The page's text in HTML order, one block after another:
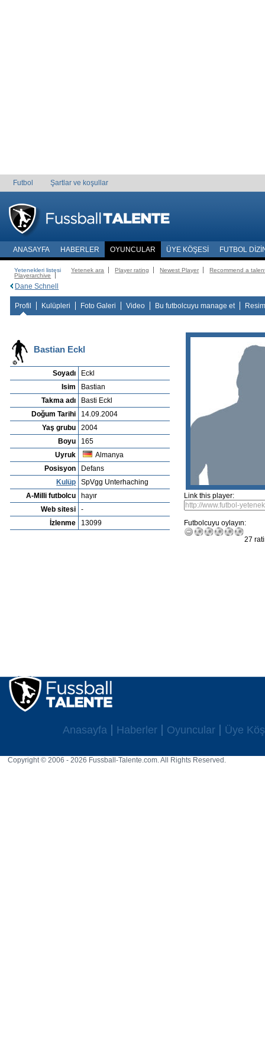
Futbol Şartlar ve koşullar
ANASAYFA HABERLER OYUNCULAR ÜYE KÖŞESI FUTBOL
Yetenekleri listesi Yetenek ara Player rating Newest Player
Recommend a
Playerarchive
Dane Schnell
Profil Kulüpleri Foto Galeri Video Bu futbolcuyu manage et
Bastian Eckl
Soyadı
Eckl
Isim
Bastian
Takma adı
Basti Eckl
Doğum Tarihi
14.09.2004
Yaş grubu
2004
Boyu
165
Uyruk
Almanya
Posisyon
Defans
Kulüp
SpVgg Unterhaching
A-Milli futbolcu
hayır
Web sitesi
-
İzlenme
13099
Link this player:
Futbolcuyu oylayın:
27
Anasayfa Haberler Oyuncular Üye
Copyright © 2006 - 2026 Fussball-Talente.com. All Rights Reserved.